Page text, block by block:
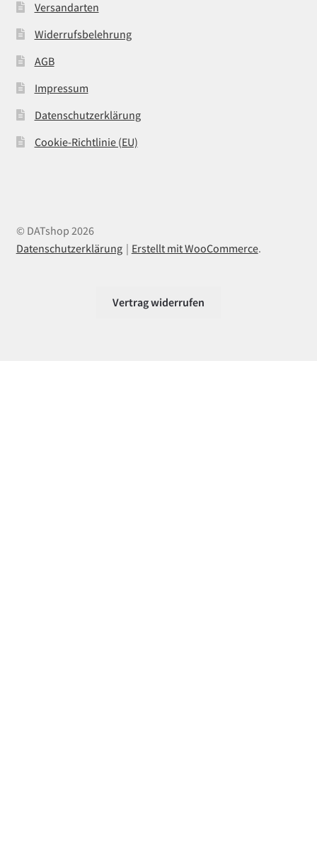
Versandarten
Widerrufsbelehrung
AGB
Impressum
Datenschutzerklärung
Cookie-Richtlinie (EU)
© DATshop 2026
Datenschutzerklärung
Erstellt mit WooCommerce.
Vertrag widerrufen